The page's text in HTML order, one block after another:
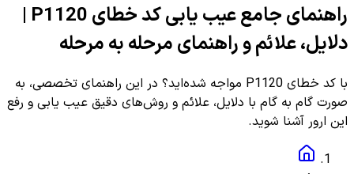
راهنمای جامع عیب یابی کد خطای P1120 |
دلایل، علائم و راهنمای مرحله به مرحله
با کد خطای P1120 مواجه شده‌اید؟ در این راهنمای تخصصی، به
صورت گام به گام با دلایل، علائم و روش‌های دقیق عیب یابی و رفع
این ارور آشنا شوید.